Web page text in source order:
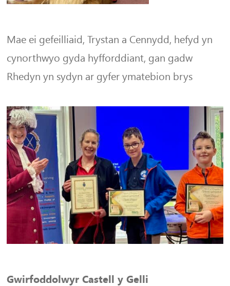
Mae ei gefeilliaid, Trystan a Cennydd, hefyd yn
cynorthwyo gyda hyfforddiant, gan gadw
Rhedyn yn sydyn ar gyfer ymatebion brys
Gwirfoddolwyr Castell y Gelli